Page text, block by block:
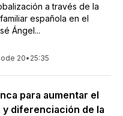
a través de la
española en el
Ángel...
20• 25:35
para aumentar el
diferenciación de la